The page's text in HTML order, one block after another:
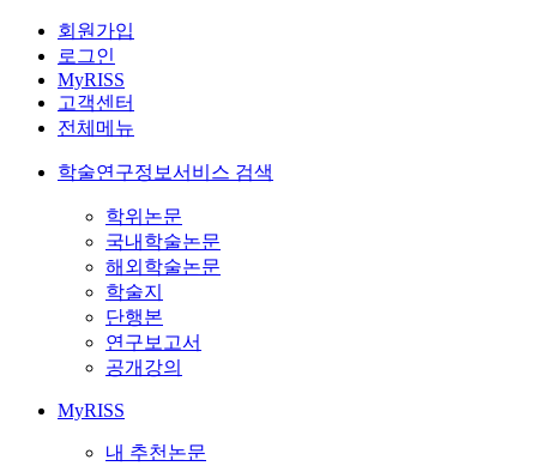
회원가입
로그인
MyRISS
고객센터
전체메뉴
학술연구정보서비스 검색
학위논문
국내학술논문
해외학술논문
학술지
단행본
연구보고서
공개강의
MyRISS
내 추천논문